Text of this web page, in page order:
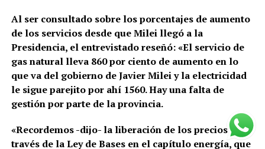
Al ser consultado sobre los porcentajes de aumento
de los servicios desde que Milei llegó a la
Presidencia, el entrevistado reseñó: «El servicio de
gas natural lleva 860 por ciento de aumento en lo
que va del gobierno de Javier Milei y la electricidad
le sigue parejito por ahí 1560. Hay una falta de
gestión por parte de la provincia.
«Recordemos -dijo- la liberación de los precios a
través de la Ley de Bases en el capítulo energía, que